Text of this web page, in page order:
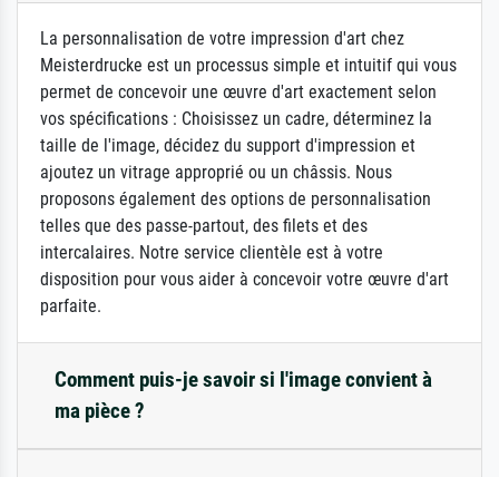
La personnalisation de votre impression d'art chez
Meisterdrucke est un processus simple et intuitif qui vous
permet de concevoir une œuvre d'art exactement selon
vos spécifications : Choisissez un cadre, déterminez la
taille de l'image, décidez du support d'impression et
ajoutez un vitrage approprié ou un châssis. Nous
proposons également des options de personnalisation
telles que des passe-partout, des filets et des
intercalaires. Notre service clientèle est à votre
disposition pour vous aider à concevoir votre œuvre d'art
parfaite.
Comment puis-je savoir si l'image convient à
ma pièce ?